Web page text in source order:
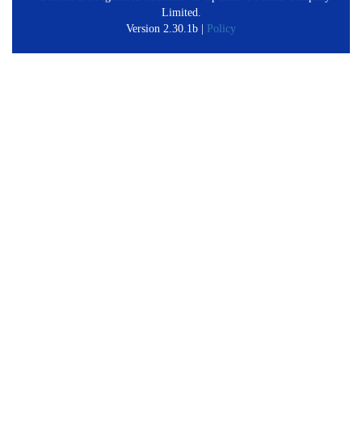
Limited.
Version 2.30.1b |
Policy